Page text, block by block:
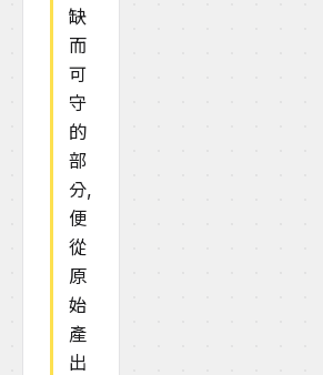
缺
而
可
守
的
部
分,
便
從
原
始
產
出